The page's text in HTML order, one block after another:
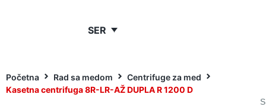
SER
Početna Rad sa medom
Centrifuge za med
Kasetna centrifuga 8R-LR-AŽ DUPLA R 1200 D